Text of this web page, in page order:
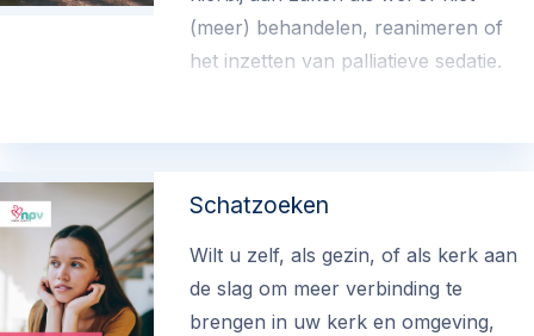
(meer) behandelen, reanimeren of
het inzetten van palliatieve sedatie.
Schatzoeken
Wilt u zelf, als gezin, of als kerk aan
de slag om meer verbinding te
brengen in uw kerk en omgeving,